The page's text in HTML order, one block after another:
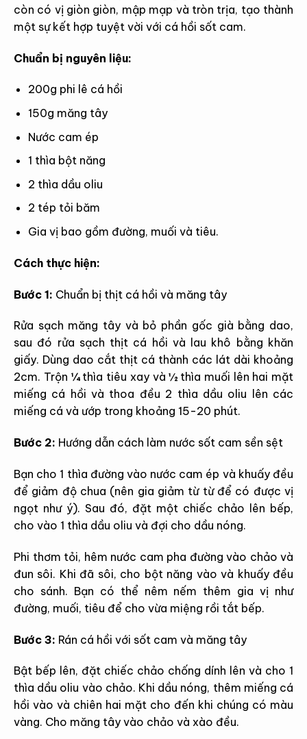
còn có vị giòn giòn, mập mạp và tròn trịa, tạo thành
một sự kết hợp tuyệt vời với cá hồi sốt cam.
Chuẩn bị nguyên liệu:
200g phi lê cá hồi
150g măng tây
Nước cam ép
1 thìa bột năng
2 thìa dầu oliu
2 tép tỏi băm
Gia vị bao gồm đường, muối và tiêu.
Cách thực hiện:
Bước 1: Chuẩn bị thịt cá hồi và măng tây
Rửa sạch măng tây và bỏ phần gốc già bằng dao,
sau đó rửa sạch thịt cá hồi và lau khô bằng khăn
giấy. Dùng dao cắt thịt cá thành các lát dài khoảng
2cm. Trộn ¼ thìa tiêu xay và ½ thìa muối lên hai mặt
miếng cá hồi và thoa đều 2 thìa dầu oliu lên các
miếng cá và ướp trong khoảng 15-20 phút.
Bước 2: Hướng dẫn cách làm nước sốt cam sền sệt
Bạn cho 1 thìa đường vào nước cam ép và khuấy đều
để giảm độ chua (nên gia giảm từ từ để có được vị
ngọt như ý). Sau đó, đặt một chiếc chảo lên bếp,
cho vào 1 thìa dầu oliu và đợi cho dầu nóng.
Phi thơm tỏi, hêm nước cam pha đường vào chảo và
đun sôi. Khi đã sôi, cho bột năng vào và khuấy đều
cho sánh. Bạn có thể nêm nếm thêm gia vị như
đường, muối, tiêu để cho vừa miệng rồi tắt bếp.
Bước 3: Rán cá hồi với sốt cam và măng tây
Bật bếp lên, đặt chiếc chảo chống dính lên và cho 1
thìa dầu oliu vào chảo. Khi dầu nóng, thêm miếng cá
hồi vào và chiên hai mặt cho đến khi chúng có màu
vàng. Cho măng tây vào chảo và xào đều.